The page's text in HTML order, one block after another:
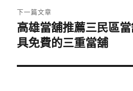
章:
下一篇文章
下
一
文
高雄當舖推薦三民區
具免費的三重當舖